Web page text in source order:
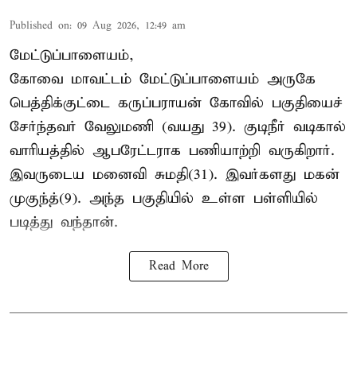
Published on: 09 Aug 2026, 12:49 am
மேட்டுப்பாளையம்,
கோவை மாவட்டம் மேட்டுப்பாளையம் அருகே
பெத்திக்குட்டை கருப்பராயன் கோவில் பகுதியைச்
சேர்ந்தவர் வேலுமணி (வயது 39). குடிநீர் வடிகால்
வாரியத்தில் ஆபரேட்டராக பணியாற்றி வருகிறார்.
இவருடைய மனைவி சுமதி(31). இவர்களது மகன்
முகுந்த்(9). அந்த பகுதியில் உள்ள பள்ளியில்
படித்து வந்தான்.
Read More